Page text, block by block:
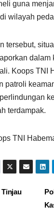
guna
wilayah
tersebut,
dalam
Koops TNI
patroli
terdampak.
TNI
Tinjau